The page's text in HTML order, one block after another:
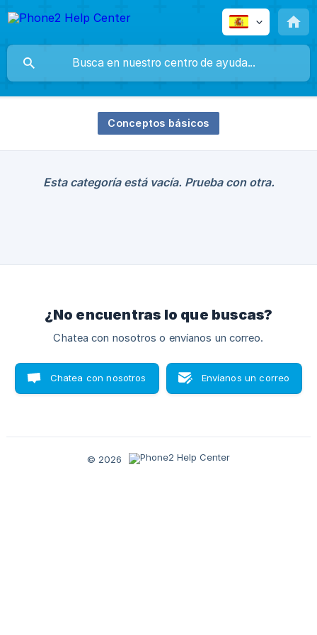
Conceptos básicos
Esta categoría está vacía. Prueba con otra.
¿No encuentras lo que buscas?
Chatea con nosotros o envíanos un correo.
Chatea con nosotros Envíanos un correo
© 2026